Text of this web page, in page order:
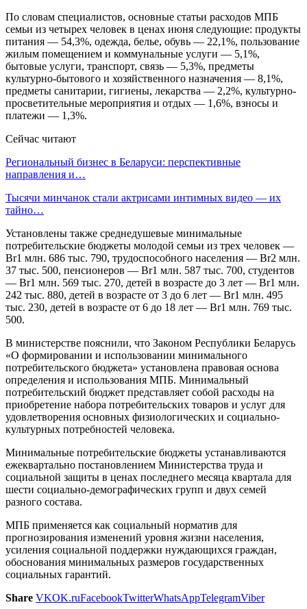
По словам специалистов, основные статьи расходов МПБ
семьи из четырех человек в ценах июня следующие: продукты
питания — 54,3%, одежда, белье, обувь — 22,1%, пользование
жилым помещением и коммунальные услуги — 5,1%,
бытовые услуги, транспорт, связь — 5,3%, предметы
культурно-бытового и хозяйственного назначения — 8,1%,
предметы санитарии, гигиены, лекарства — 2,2%, культурно-
просветительные мероприятия и отдых — 1,6%, взносы и
платежи — 1,3%.
Сейчас читают
Региональный бизнес в Беларуси: перспективные
направления и…
Тысячи минчанок стали актрисами интимных видео — их
тайно…
Установлены также среднедушевые минимальные
потребительские бюджеты молодой семьи из трех человек —
Br1 млн. 686 тыс. 790, трудоспособного населения — Br2 млн.
37 тыс. 500, пенсионеров — Br1 млн. 587 тыс. 700, студентов
— Br1 млн. 569 тыс. 270, детей в возрасте до 3 лет — Br1 млн.
242 тыс. 880, детей в возрасте от 3 до 6 лет — Br1 млн. 495
тыс. 230, детей в возрасте от 6 до 18 лет — Br1 млн. 769 тыс.
500.
В министерстве пояснили, что Законом Республики Беларусь
«О формировании и использовании минимального
потребительского бюджета» установлена правовая основа
определения и использования МПБ. Минимальный
потребительский бюджет представляет собой расходы на
приобретение набора потребительских товаров и услуг для
удовлетворения основных физиологических и социально-
культурных потребностей человека.
Минимальные потребительские бюджеты устанавливаются
ежеквартально постановлением Министерства труда и
социальной защиты в ценах последнего месяца квартала для
шести социально-демографических групп и двух семей
разного состава.
МПБ применяется как социальный норматив для
прогнозирования изменений уровня жизни населения,
усиления социальной поддержки нуждающихся граждан,
обоснования минимальных размеров государственных
социальных гарантий.
Share VKOK.ruFacebookTwitterWhatsAppTelegramViber